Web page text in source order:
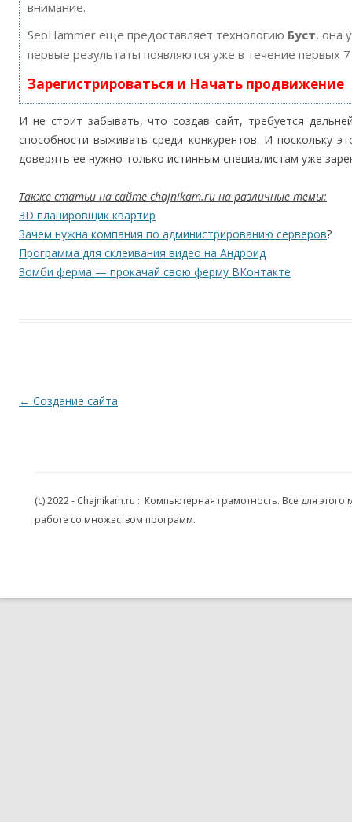
внимание.
SeoHammer еще предоставляет технологию Буст, она
первые результаты появляются уже в течение первых
Зарегистрироваться и Начать продвижение
И не стоит забывать, что создав сайт, требуется
способности выживать среди конкурентов. И поскольку
доверять ее нужно только истинным специалистам уже
Также статьи на сайте chajnikam.ru на различные темы:
3D планировщик квартир
Зачем нужна компания по администрированию серверов?
Программа для склеивания видео на Андроид
Зомби ферма — прокачай свою ферму ВКонтакте
Навигация по записям
← Создание сайта
(c) 2022 - Chajnikam.ru :: Компьютерная грамотность. Все для
работе со множеством программ.